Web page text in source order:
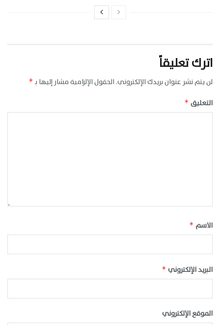
اترك تعليقاً
لن يتم نشر عنوان بريدك الإلكتروني. الحقول الإلزامية مشار إليها بـ*
التعليق *
الاسم *
البريد الإلكتروني *
الموقع الإلكتروني